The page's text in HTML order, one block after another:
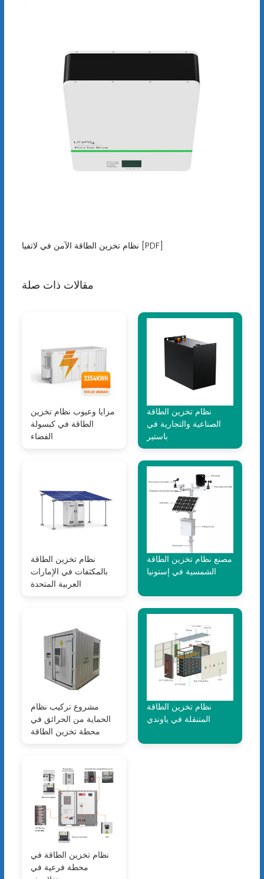
نظام تخزين الطاقة الآمن في لاتفيا [PDF]
مقالات ذات صلة
مزايا وعيوب نظام تخزين
الطاقة في كبسولة
الفضاء
نظام تخزين الطاقة
الصناعية والتجارية في
باستير
نظام تخزين الطاقة
بالمكثفات في الإمارات
العربية المتحدة
مصنع نظام تخزين الطاقة
الشمسية في إستونيا
مشروع تركيب نظام
الحماية من الحرائق في
محطة تخزين الطاقة
نظام تخزين الطاقة
المتنقلة في ياوندي
نظام تخزين الطاقة في
محطة فرعية في